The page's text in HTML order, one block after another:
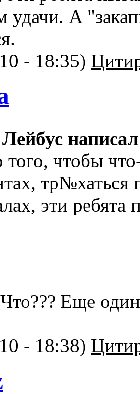
А
- 18:35)
чтобы
тр№хаться
эти ребята
Еще
- 18:38)